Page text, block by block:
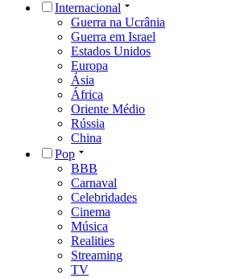
Internacional
Guerra na Ucrânia
Guerra em Israel
Estados Unidos
Europa
Ásia
África
Oriente Médio
Rússia
China
Pop
BBB
Carnaval
Celebridades
Cinema
Música
Realities
Streaming
TV